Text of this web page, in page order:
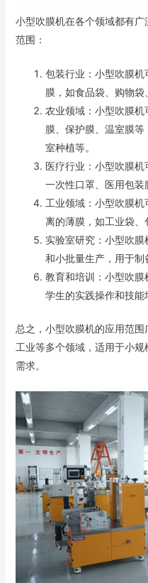
小型吹膜机在各个领域都有
范围：
包装行业：小型吹膜
膜，如食品袋、购物袋
农业领域：小型吹膜
膜、保护膜、温室膜
室种植等。
医疗行业：小型吹膜机
一次性口罩、医用包装
工业领域：小型吹膜
离的薄膜，如工业袋、
实验室研究：小型吹
和小批量生产，用于制
教育和培训：小型吹
学生的实践操作和技能
总之，小型吹膜机的应用范围
工业等多个领域，适用于小
需求。